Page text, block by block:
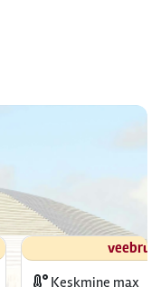
Keskmine max